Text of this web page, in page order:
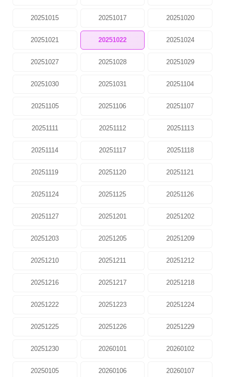
20251015 20251017 20251020
20251021 20251022 20251024
20251027 20251028 20251029
20251030 20251031 20251104
20251105 20251106 20251107
20251111 20251112 20251113
20251114 20251117 20251118
20251119 20251120 20251121
20251124 20251125 20251126
20251127 20251201 20251202
20251203 20251205 20251209
20251210 20251211 20251212
20251216 20251217 20251218
20251222 20251223 20251224
20251225 20251226 20251229
20251230 20260101 20260102
20250105 20260106 20260107